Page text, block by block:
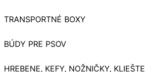
TRANSPORTNÉ BOXY
BÚDY PRE PSOV
HREBENE, KEFY, NOŽNIČKY, KLIEŠTE